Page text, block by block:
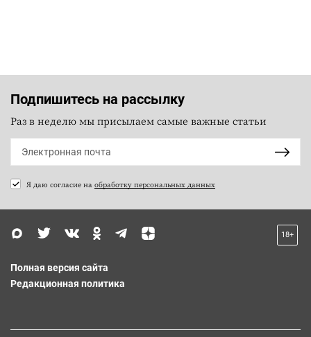
Подпишитесь на рассылку
Раз в неделю мы присылаем самые важные статьи
Я даю согласие на обработку персональных данных
18+
Полная версия сайта
Редакционная политика